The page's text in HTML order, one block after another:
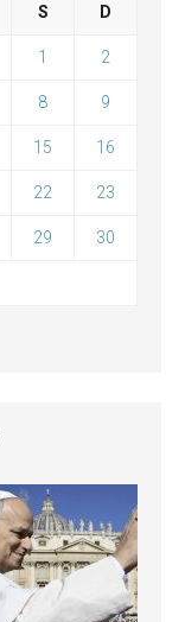
S D
1 2
8 9
15 16
22 23
29 30